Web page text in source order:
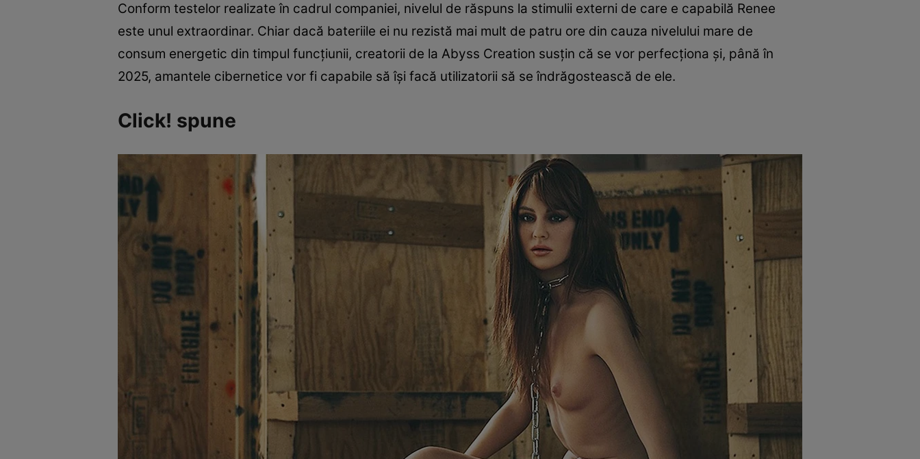
Conform testelor realizate în cadrul companiei, nivelul de răspuns la stimulii externi de care e capabilă Renee
este unul extraordinar. Chiar dacă bateriile ei nu rezistă mai mult de patru ore din cauza nivelului mare de
consum energetic din timpul funcţiunii, creatorii de la Abyss Creation susţin că se vor perfecţiona şi, până în
2025, amantele cibernetice vor fi capabile să îşi facă utilizatorii să se îndrăgostească de ele.
Click! spune